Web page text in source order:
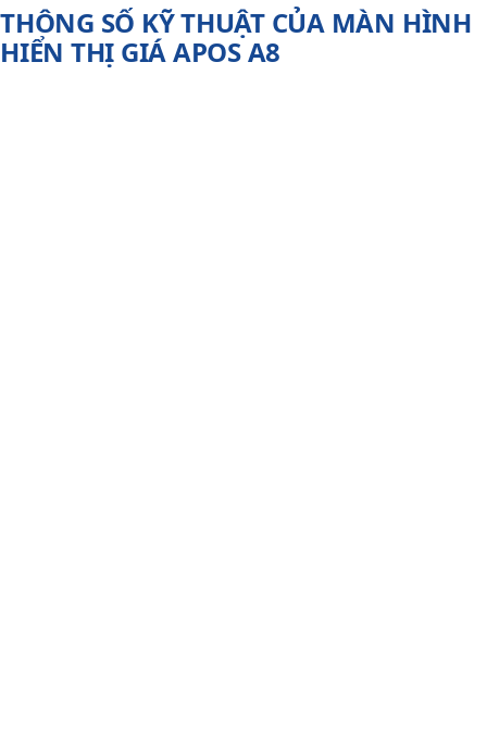
THÔNG SỐ KỸ THUẬT CỦA MÀN HÌNH
HIỂN THỊ GIÁ APOS A8